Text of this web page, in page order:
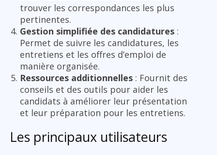
trouver les correspondances les plus
pertinentes.
Gestion simplifiée des candidatures :
Permet de suivre les candidatures, les
entretiens et les offres d’emploi de
manière organisée.
Ressources additionnelles : Fournit des
conseils et des outils pour aider les
candidats à améliorer leur présentation
et leur préparation pour les entretiens.
Les principaux utilisateurs